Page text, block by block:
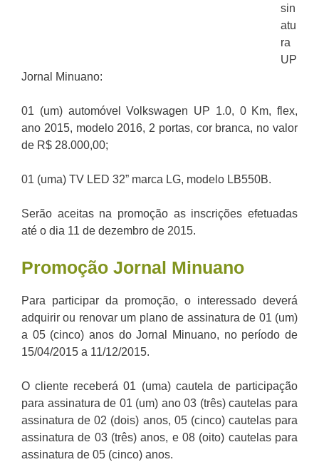
sin
atu
ra
UP
Jornal Minuano:
01 (um) automóvel Volkswagen UP 1.0, 0 Km, flex,
ano 2015, modelo 2016, 2 portas, cor branca, no valor
de R$ 28.000,00;
01 (uma) TV LED 32” marca LG, modelo LB550B.
Serão aceitas na promoção as inscrições efetuadas
até o dia 11 de dezembro de 2015.
Promoção Jornal Minuano
Para participar da promoção, o interessado deverá
adquirir ou renovar um plano de assinatura de 01 (um)
a 05 (cinco) anos do Jornal Minuano, no período de
15/04/2015 a 11/12/2015.
O cliente receberá 01 (uma) cautela de participação
para assinatura de 01 (um) ano 03 (três) cautelas para
assinatura de 02 (dois) anos, 05 (cinco) cautelas para
assinatura de 03 (três) anos, e 08 (oito) cautelas para
assinatura de 05 (cinco) anos.